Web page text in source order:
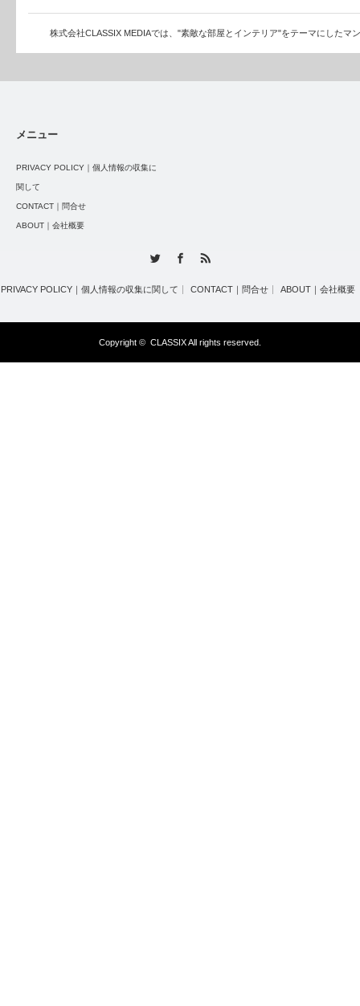
株式会社CLASSIX MEDIAでは、"素敵な部屋とインテリア"をテーマにしたマ
メニュー
PRIVACY POLICY｜個人情報の収集に
関して
CONTACT｜問合せ
ABOUT｜会社概要
PRIVACY POLICY｜個人情報の収集に関して CONTACT｜問合せ ABOUT｜会社概要
Copyright © CLASSIXAll rights reserved.